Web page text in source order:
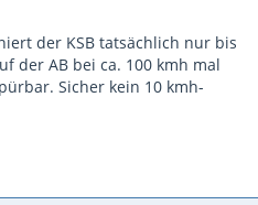
der KSB tatsächlich nur bis
der AB bei ca. 100 kmh mal
Sicher kein 10 kmh-